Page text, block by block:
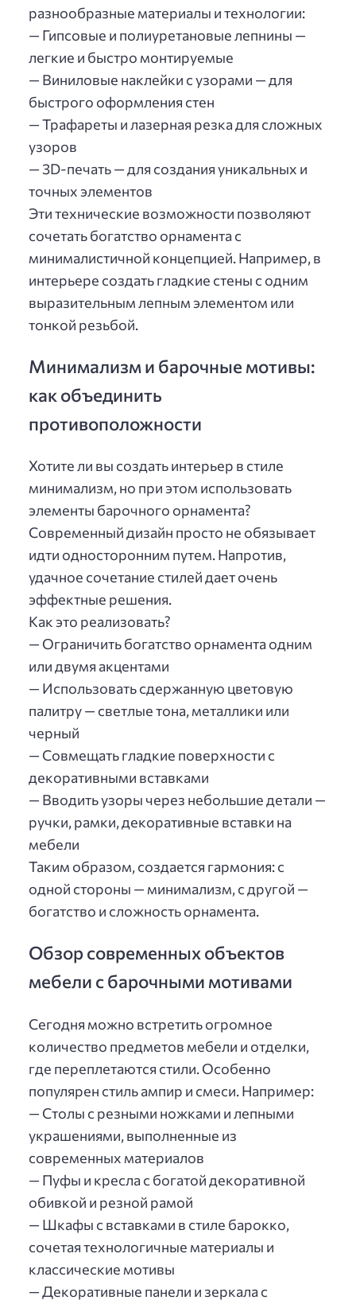
разнообразные материалы и технологии:
— Гипсовые и полиуретановые лепнины —
легкие и быстро монтируемые
— Виниловые наклейки с узорами — для
быстрого оформления стен
— Трафареты и лазерная резка для сложных
узоров
— 3D-печать — для создания уникальных и
точных элементов
Эти технические возможности позволяют
сочетать богатство орнамента с
минималистичной концепцией. Например, в
интерьере создать гладкие стены с одним
выразительным лепным элементом или
тонкой резьбой.
Минимализм и барочные мотивы:
как объединить
противоположности
Хотите ли вы создать интерьер в стиле
минимализм, но при этом использовать
элементы барочного орнамента?
Современный дизайн просто не обязывает
идти односторонним путем. Напротив,
удачное сочетание стилей дает очень
эффектные решения.
Как это реализовать?
— Ограничить богатство орнамента одним
или двумя акцентами
— Использовать сдержанную цветовую
палитру — светлые тона, металлики или
черный
— Совмещать гладкие поверхности с
декоративными вставками
— Вводить узоры через небольшие детали —
ручки, рамки, декоративные вставки на
мебели
Таким образом, создается гармония: с
одной стороны — минимализм, с другой —
богатство и сложность орнамента.
Обзор современных объектов
мебели с барочными мотивами
Сегодня можно встретить огромное
количество предметов мебели и отделки,
где переплетаются стили. Особенно
популярен стиль ампир и смеси. Например:
— Столы с резными ножками и лепными
украшениями, выполненные из
современных материалов
— Пуфы и кресла с богатой декоративной
обивкой и резной рамой
— Шкафы с вставками в стиле барокко,
сочетая технологичные материалы и
классические мотивы
— Декоративные панели и зеркала с